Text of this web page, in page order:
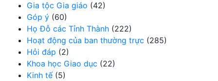
Gia tộc Gia giáo (42)
Góp ý (60)
Họ Đỗ các Tỉnh Thành (222)
Hoạt động của ban thường trực (285)
Hỏi đáp (2)
Khoa học Giao dục (22)
Kinh tế(5)